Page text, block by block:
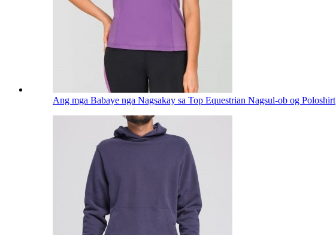
Ang mga Babaye nga Nagsakay sa Top Equestrian Nagsul-ob og Poloshirt